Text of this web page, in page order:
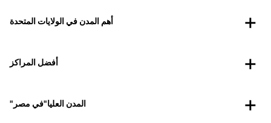
أهم المدن في الولايات المتحدة
أفضل المراكز
"المدن العليا"في مصر